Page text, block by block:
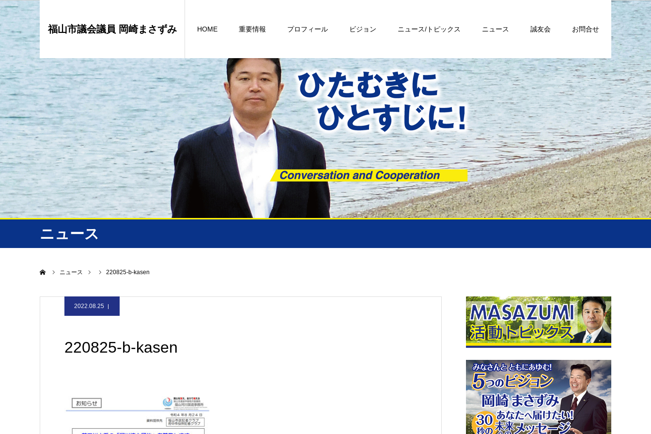
福山市議会議員 岡崎まさずみ HOME 重要情報 プロフィール ビジョン ニュース/トピックス ニュース 誠友会 お問合せ
ニュース
ニュース 220825-b-kasen
2022.08.25
220825-b-kasen